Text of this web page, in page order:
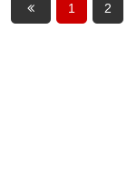
1 2